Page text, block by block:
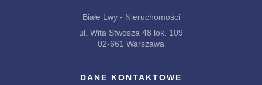
Białe Lwy - Nieruchomości
ul. Wita Stwosza 48 lok. 109
02-661 Warszawa
DANE KONTAKTOWE